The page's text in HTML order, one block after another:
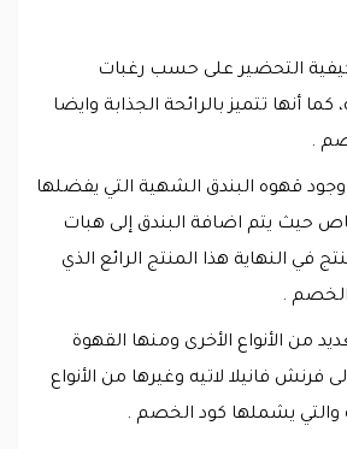
كيفية التحضير على حسب رغبات
كما أنها تتميز بالرائحة الجذابة وايضا
.
وجود قهوه البندق الشهية التي يفضلها
حيث يتم اضافة البندق إلى هبات
في النهاية هذا المنتج الرائع الذي
.
من الأنواع الأخرى ومنها القهوة
فرنش فانيلا لاتيه وغيرها من الأنواع
والتي يشملها كود الخصم .